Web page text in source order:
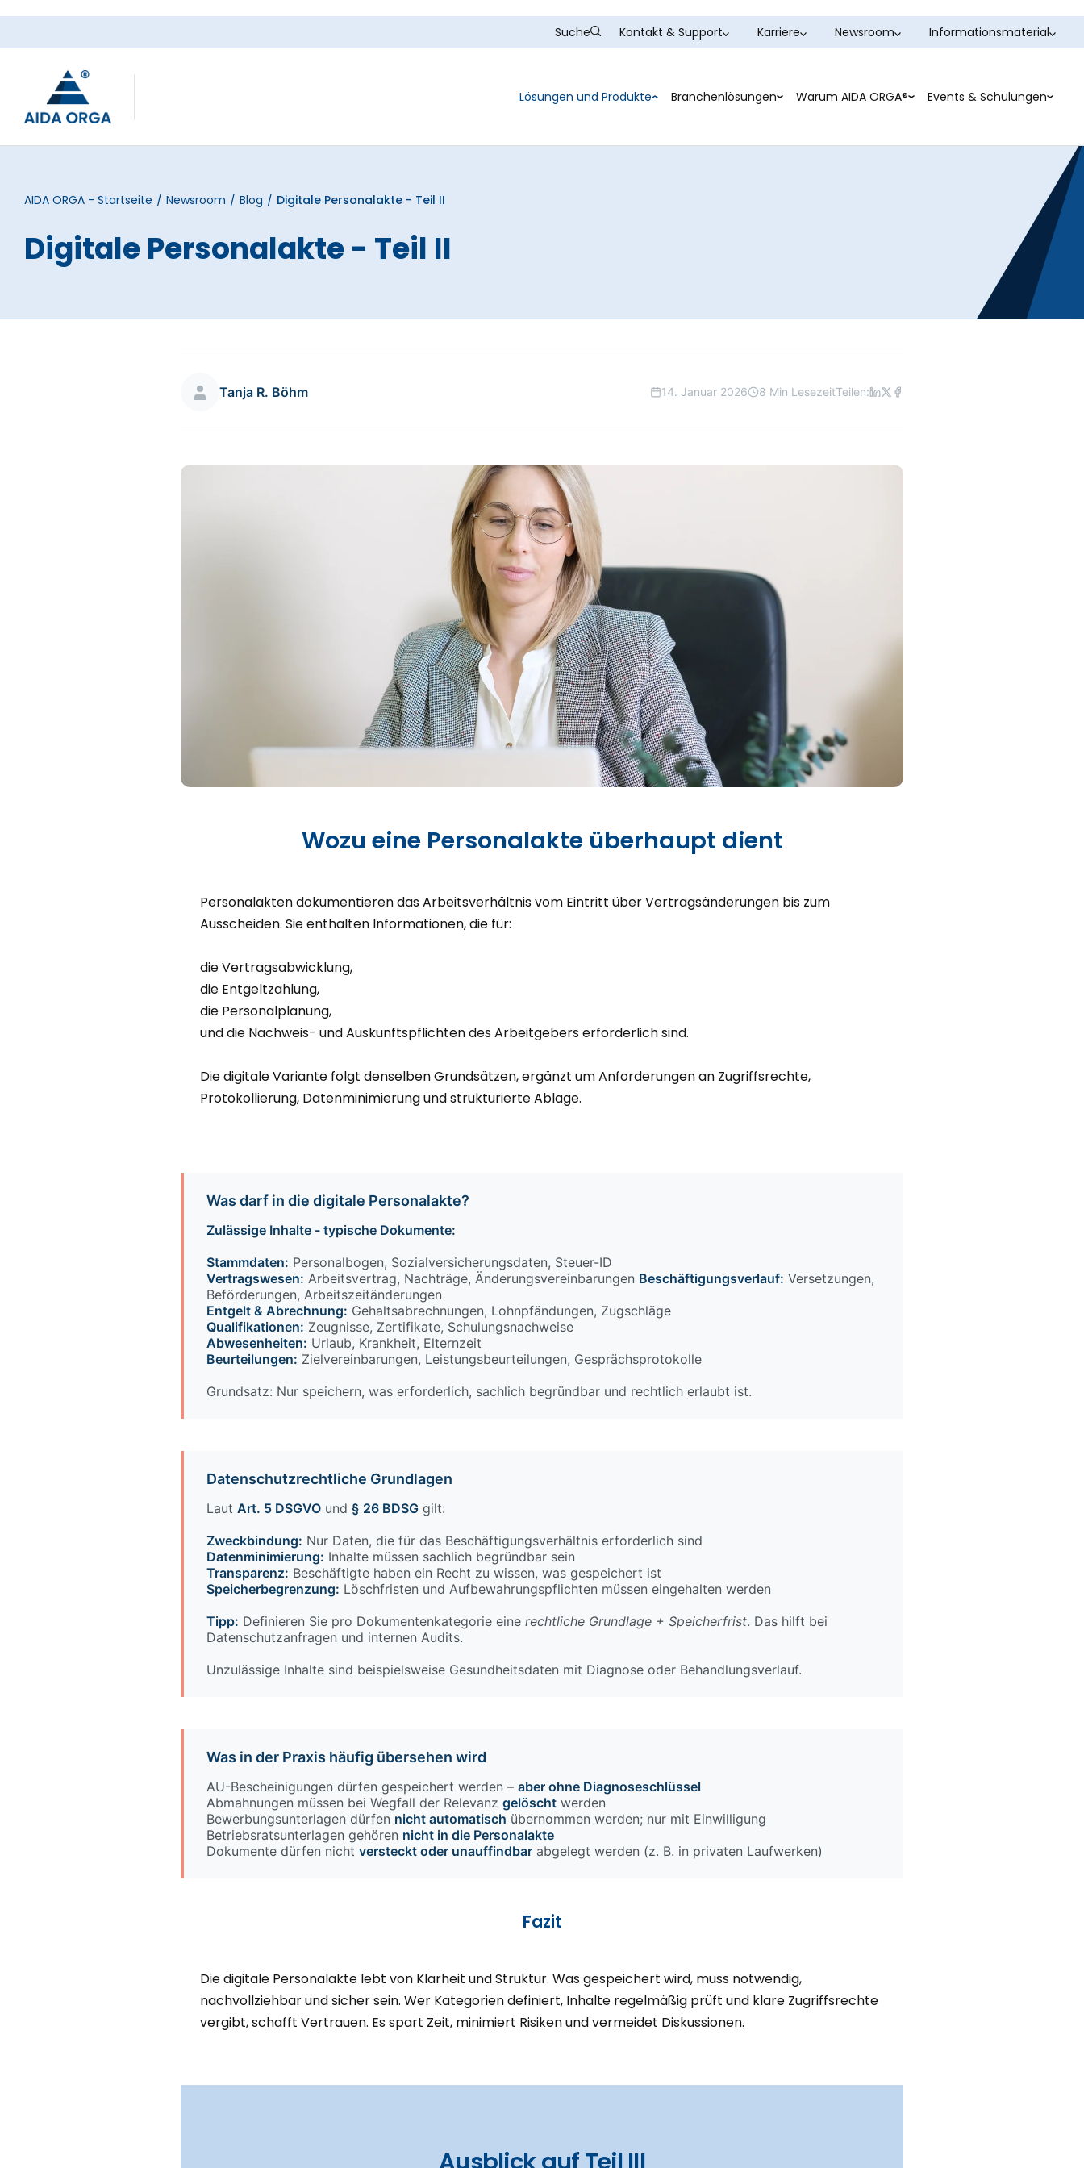
Suche Kontakt & Support Karriere Newsroom Informationsmaterial
AIDA ORGA - Startseite / Newsroom / Blog / Digitale Personalakte - Teil II
Digitale Personalakte - Teil II
Tanja R. Böhm
Wozu eine Personalakte überhaupt dient
Personalakten dokumentieren das Arbeitsverhältnis vom Eintritt über Vertragsänderungen bis zum
Ausscheiden. Sie enthalten Informationen, die für:
die Vertragsabwicklung,
die Entgeltzahlung,
die Personalplanung,
und die Nachweis- und Auskunftspflichten des Arbeitgebers erforderlich sind.
Die digitale Variante folgt denselben Grundsätzen, ergänzt um Anforderungen an Zugriffsrechte,
Protokollierung, Datenminimierung und strukturierte Ablage.
Was darf in die digitale Personalakte?
Zulässige Inhalte - typische Dokumente:
Stammdaten:
Personalbogen, Sozialversicherungsdaten, Steuer-ID
Vertragswesen:Arbeitsvertrag, Nachträge, Änderungsvereinbarungen Beschäftigungsverlauf: Versetzungen,
Beförderungen, Arbeitszeitänderungen
Entgelt & Abrechnung:Gehaltsabrechnungen, Lohnpfändungen, Zugschläge
Qualifikationen:Zeugnisse, Zertifikate, Schulungsnachweise
Abwesenheiten: Urlaub, Krankheit, Elternzeit
Beurteilungen:Zielvereinbarungen, Leistungsbeurteilungen, Gesprächsprotokolle
Grundsatz: Nur speichern, was erforderlich, sachlich begründbar und rechtlich erlaubt ist.
Datenschutzrechtliche Grundlagen
Laut Art. 5 DSGVO und § 26 BDSG gilt:
Zweckbindung:
Nur Daten, die für das Beschäftigungsverhältnis erforderlich sind
Datenminimierung:Inhalte müssen sachlich begründbar sein
Transparenz:Beschäftigte haben ein Recht zu wissen, was gespeichert ist
Speicherbegrenzung:Löschfristen und Aufbewahrungspflichten müssen eingehalten werden
Tipp:
Definieren Sie pro Dokumentenkategorie eine rechtliche Grundlage + Speicherfrist . Das hilft bei
Datenschutzanfragen und internen Audits.
Unzulässige Inhalte sind beispielsweise Gesundheitsdaten mit Diagnose oder Behandlungsverlauf.
Was in der Praxis häufig übersehen wird
AU-Bescheinigungen dürfen gespeichert werden –
aber ohne Diagnoseschlüssel
Abmahnungen müssen bei Wegfall der Relevanz gelöschtwerden
Bewerbungsunterlagen dürfennicht automatischübernommen werden; nur mit Einwilligung
Betriebsratsunterlagen gehörennicht in die Personalakte
Dokumente dürfen nichtversteckt oder unauffindbarabgelegt werden (z. B. in privaten Laufwerken)
Fazit
Die digitale Personalakte lebt von Klarheit und Struktur. Was gespeichert wird, muss notwendig,
nachvollziehbar und sicher sein. Wer Kategorien definiert, Inhalte regelmäßig prüft und klare Zugriffsrechte
vergibt, schafft Vertrauen. Es spart Zeit, minimiert Risiken und vermeidet Diskussionen.
Ausblick auf Teil III